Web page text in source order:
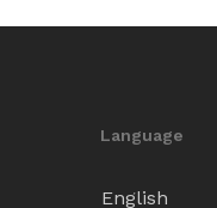
Language
English